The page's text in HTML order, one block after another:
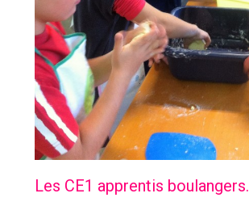
Les CE1 apprentis boulangers.